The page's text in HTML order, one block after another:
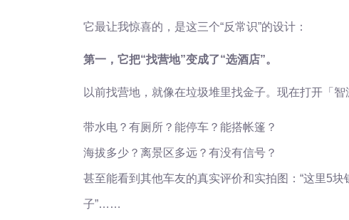
它最让我惊喜的，是这三个“反常识”的设计：
第一，它把“找营地”变成了“选酒店”。
以前找营地，就像在垃圾堆里找金子。现在打开「
带水电？有厕所？能停车？能搭帐篷？
海拔多少？离景区多远？有没有信号？
甚至能看到其他车友的真实评价和实拍图：“这里5
子”……